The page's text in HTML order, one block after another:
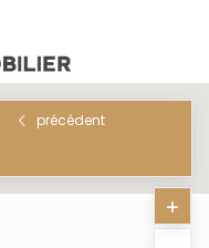
précédent